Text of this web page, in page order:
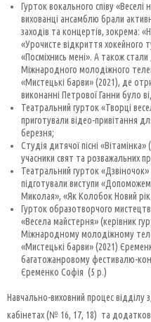
Гурток вокального співу «Веселі
вихованці ансамблю брали
заходів та концертів, зокрема:
«Урочисте відкриття хокейного
«Посміхнись мені». А також
Міжнародного молодіжного
«Мистецькі барви» (2021), де
виконанні Петрової Ганни було
Театральний гурток «Творці
приготували відео-привітання
березня;
Студія дитячої пісні «Вітамінка»
учасники свят та розважальних
Театральний гурток
підготували виступи
Миколая», «Як Колобок Новий
Гурток образотворчого
«Весела майстерня» (керівник
Міжнародному молодіжному
«Мистецькі барви» (2021)
багатожанровому фестивалю-
Єременко Софія (5 р.)
Навчально-виховний процес відділу
кабінетах (№ 16, 17, 18) та